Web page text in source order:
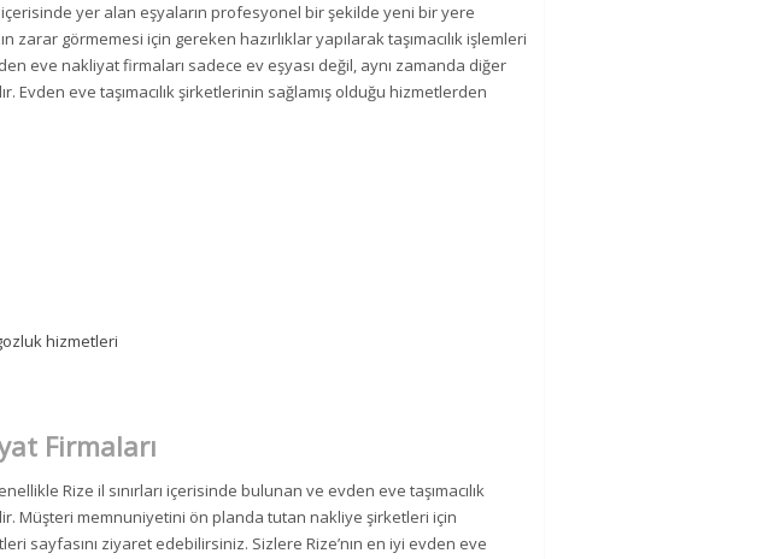
yer alan eşyaların profesyonel bir şekilde yeni bir yere
zarar görmemesi için gereken hazırlıklar yapılarak taşımacılık işlemleri
eve nakliyat firmaları sadece ev eşyası değil, aynı zamanda diğer
Evden eve taşımacılık şirketlerinin sağlamış olduğu hizmetlerden
hizmetleri
Firmaları
Rize il sınırları içerisinde bulunan ve evden eve taşımacılık
Müşteri memnuniyetini ön planda tutan nakliye şirketleri için
sayfasını ziyaret edebilirsiniz. Sizlere Rize’nın en iyi evden eve